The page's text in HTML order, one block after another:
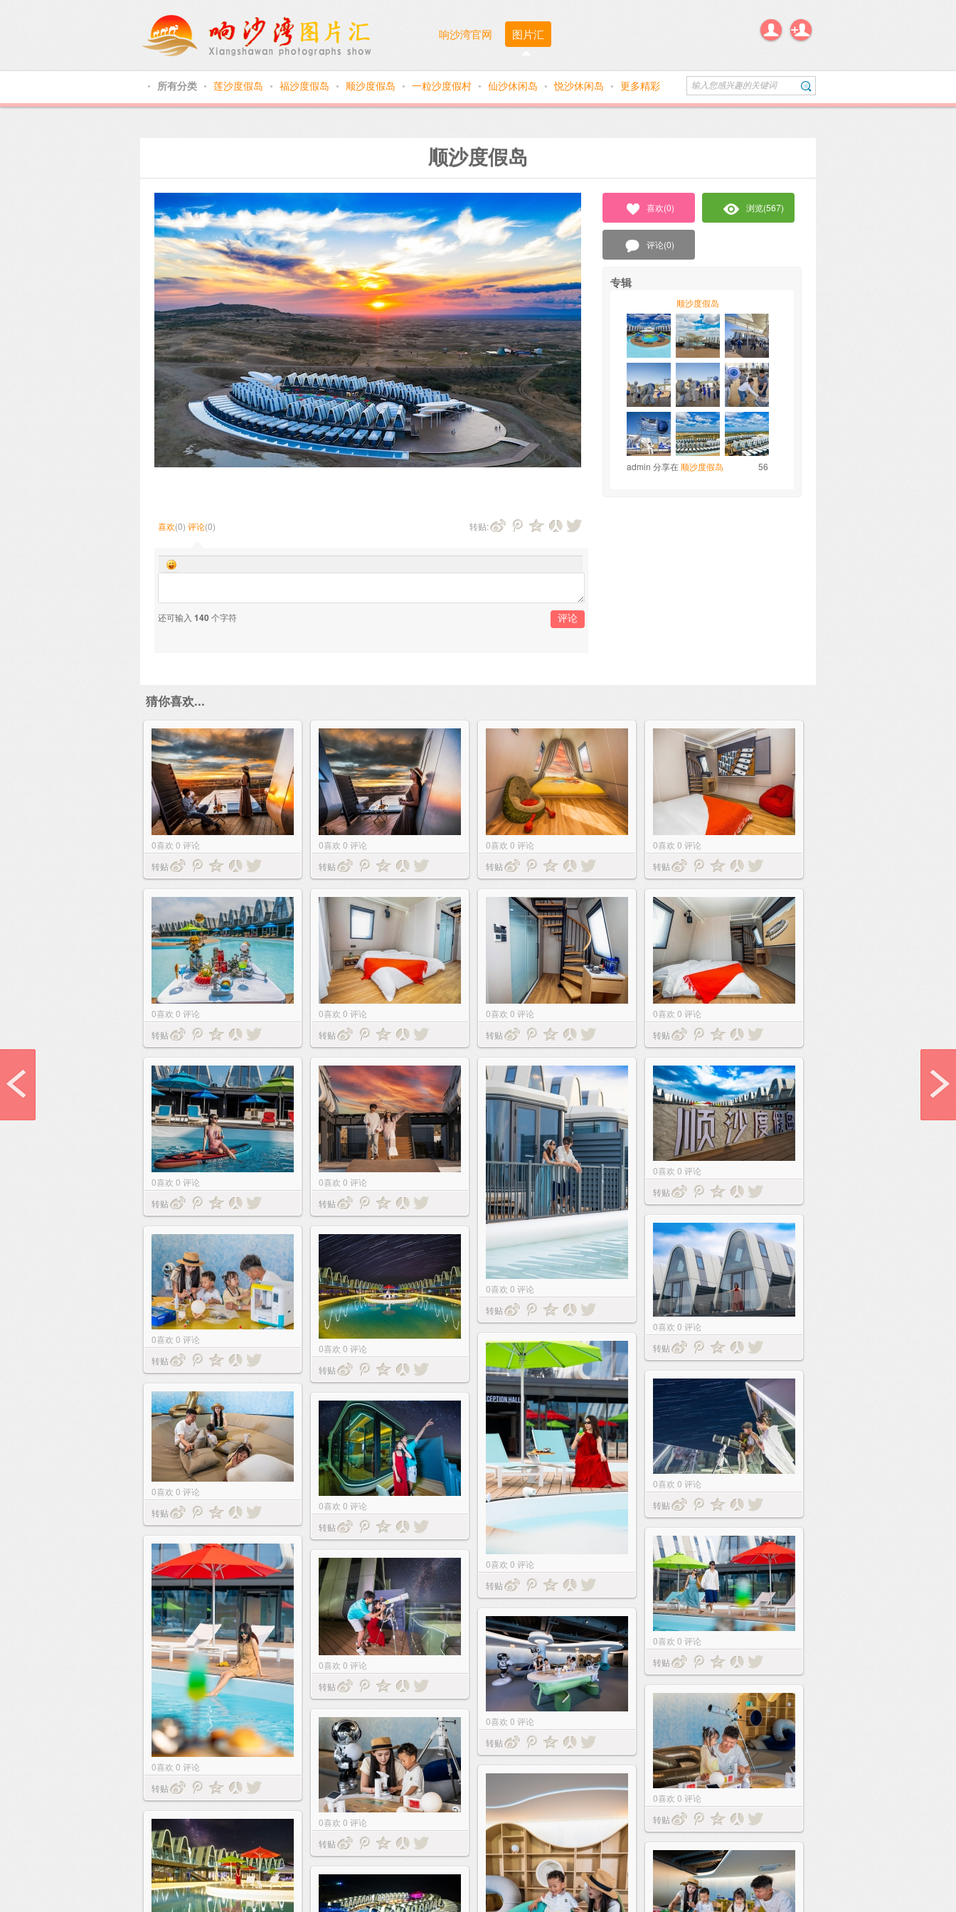
响沙湾官网 图片汇
● 所有分类 ● 莲沙度假岛 ● 福沙度假岛 ● 顺沙度假岛 ● 一粒沙度假村 ● 仙沙休闲岛 ● 悦沙休闲岛 ● 更多精彩 输入您感兴趣的关键词
搜索
顺沙度假岛
喜欢(0) 评论(0) 转贴:
还可输入 140个字符 评论
喜欢(0) 浏览(567)
评论(0)
专辑
顺沙度假岛
admin 分享在 顺沙度假岛 56
猜你喜欢...
0喜欢 0 评论
转贴
0喜欢 0 评论
转贴
0喜欢 0 评论
转贴
0喜欢 0 评论
转贴
0喜欢 0 评论
转贴
0喜欢 0 评论
转贴
0喜欢 0 评论
转贴
0喜欢 0 评论
转贴
0喜欢 0 评论
转贴
0喜欢 0 评论
转贴
0喜欢 0 评论
转贴
0喜欢 0 评论
转贴
0喜欢 0 评论
转贴
0喜欢 0 评论
转贴
0喜欢 0 评论
转贴
0喜欢 0 评论
转贴
0喜欢 0 评论
转贴
0喜欢 0 评论
转贴
0喜欢 0 评论
转贴
0喜欢 0 评论
转贴
0喜欢 0 评论
转贴
0喜欢 0 评论
转贴
0喜欢 0 评论
转贴
0喜欢 0 评论
转贴
0喜欢 0 评论
转贴